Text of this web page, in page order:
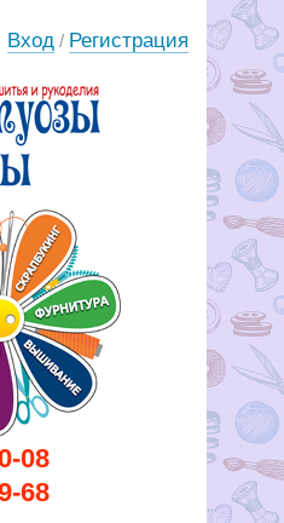
08
68
Товары для
Вход / Регистрация